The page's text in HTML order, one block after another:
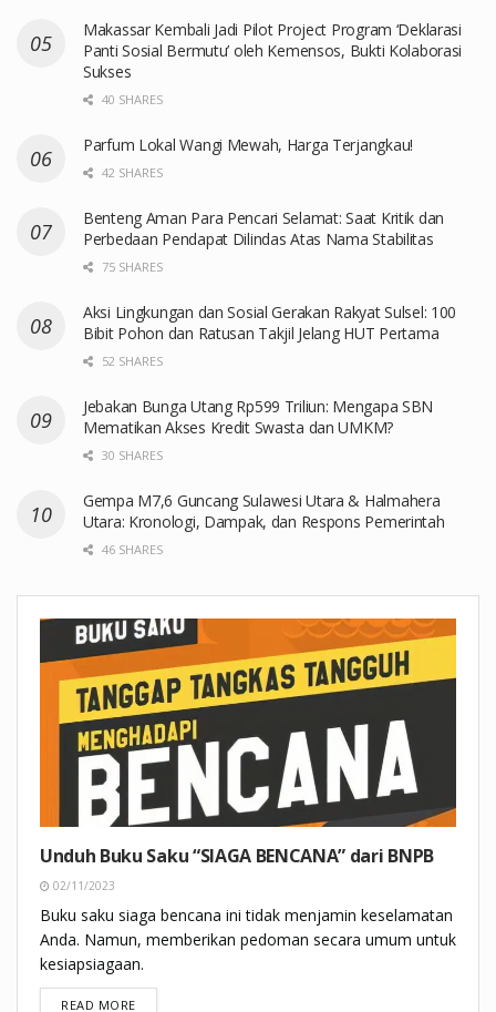
Makassar Kembali Jadi Pilot Project Program ‘Deklarasi
Panti Sosial Bermutu’ oleh Kemensos, Bukti Kolaborasi
Sukses
40 SHARES
Parfum Lokal Wangi Mewah, Harga Terjangkau!
42 SHARES
Benteng Aman Para Pencari Selamat: Saat Kritik dan
Perbedaan Pendapat Dilindas Atas Nama Stabilitas
75 SHARES
Aksi Lingkungan dan Sosial Gerakan Rakyat Sulsel: 100
Bibit Pohon dan Ratusan Takjil Jelang HUT Pertama
52 SHARES
Jebakan Bunga Utang Rp599 Triliun: Mengapa SBN
Mematikan Akses Kredit Swasta dan UMKM?
30 SHARES
Gempa M7,6 Guncang Sulawesi Utara & Halmahera
Utara: Kronologi, Dampak, dan Respons Pemerintah
46 SHARES
Unduh Buku Saku “SIAGA BENCANA” dari BNPB
02/11/2023
Buku saku siaga bencana ini tidak menjamin keselamatan
Anda. Namun, memberikan pedoman secara umum untuk
kesiapsiagaan.
READ MOREDETAILS